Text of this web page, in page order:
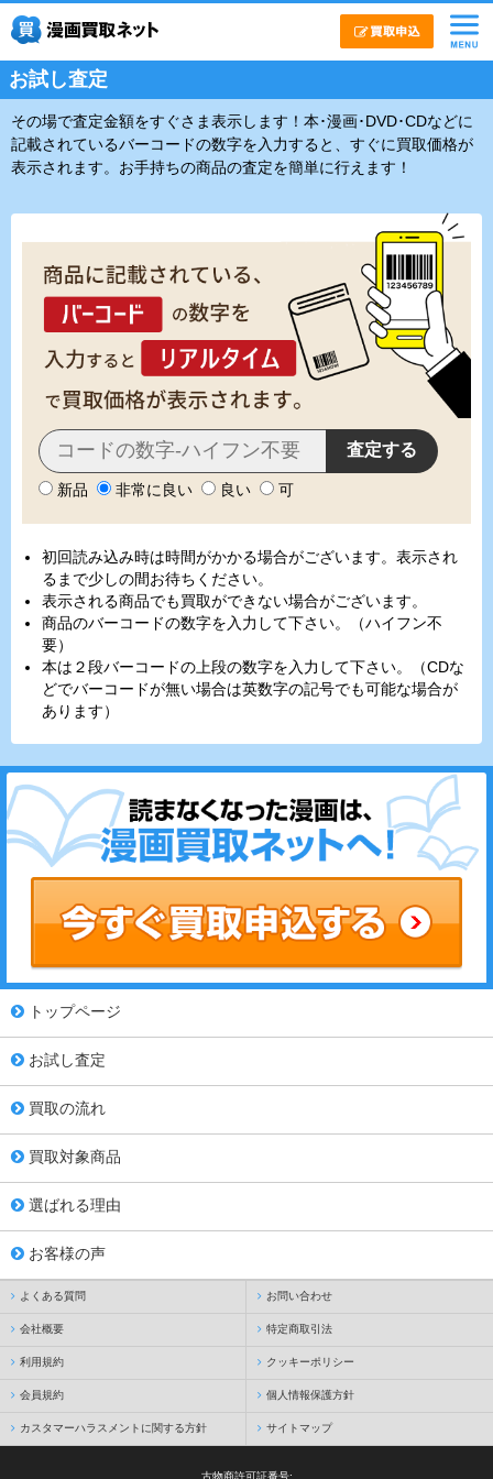
お試し査定
その場で査定金額をすぐさま表示します！本･漫画･DVD･CDなどに
記載されているバーコードの数字を入力すると、すぐに買取価格が
表示されます。お手持ちの商品の査定を簡単に行えます！
新品 非常に良い 良い 可
初回読み込み時は時間がかかる場合がございます。表示され
るまで少しの間お待ちください。
表示される商品でも買取ができない場合がございます。
商品のバーコードの数字を入力して下さい。（ハイフン不
要）
本は２段バーコードの上段の数字を入力して下さい。（CDな
どでバーコードが無い場合は英数字の記号でも可能な場合が
あります）
トップページ
お試し査定
買取の流れ
買取対象商品
選ばれる理由
お客様の声
よくある質問 お問い合わせ
会社概要 特定商取引法
利用規約 クッキーポリシー
会員規約 個人情報保護方針
カスタマーハラスメントに関する方針 サイトマップ
古物商許可証番号: